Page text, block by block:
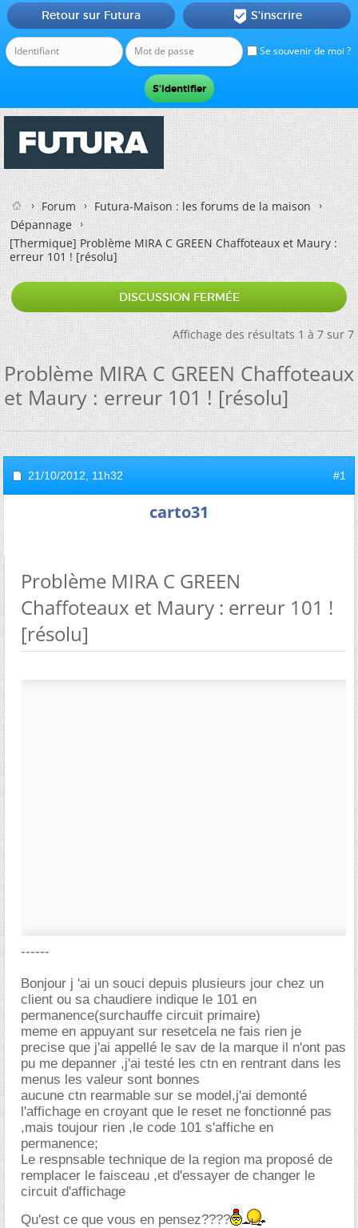
Se souvenir de moi ?
Retour sur Futura  S'inscrire
Forum
Futura-Maison : les forums de la maison
Dépannage
[Thermique]Problème MIRA C GREEN Chaffoteaux et Maury :
erreur 101 ! [résolu]
DISCUSSION FERMÉE
Affichage des résultats 1 à 7 sur 7
Problème MIRA C GREEN Chaffoteaux
et Maury : erreur 101 ! [résolu]
21/10/2012, 11h32 #1
carto31
Problème MIRA C GREEN
Chaffoteaux et Maury : erreur 101 !
[résolu]
------
Bonjour j 'ai un souci depuis plusieurs jour chez un
client ou sa chaudiere indique le 101 en
permanence(surchauffe circuit primaire)
meme en appuyant sur resetcela ne fais rien je
precise que j'ai appellé le sav de la marque il n'ont pas
pu me depanner ,j'ai testé les ctn en rentrant dans les
menus les valeur sont bonnes
aucune ctn rearmable sur se model,j'ai demonté
l'affichage en croyant que le reset ne fonctionné pas
,mais toujour rien ,le code 101 s'affiche en
permanence;
Le respnsable technique de la region ma proposé de
remplacer le faisceau ,et d'essayer de changer le
circuit d'affichage
Qu'est ce que vous en pensez????